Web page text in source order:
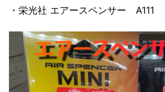
・栄光社 エアースペンサー A111